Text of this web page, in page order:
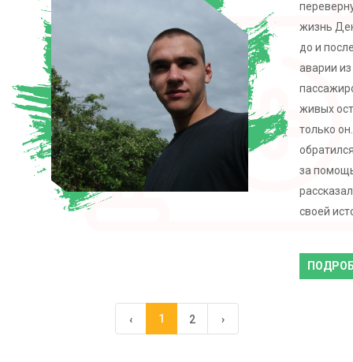
жизнь
до и
аварии из
живых
только
за
своей
‹ 1 2 ›